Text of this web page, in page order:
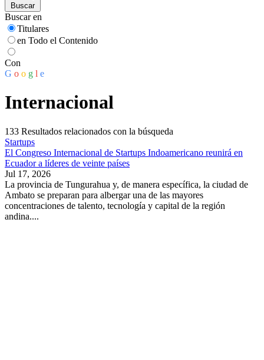
Buscar
Buscar en
Titulares
en Todo el Contenido
Con
G o o g l e
Internacional
133 Resultados relacionados con la búsqueda
Startups
El Congreso Internacional de Startups Indoamericano reunirá en
Ecuador a líderes de veinte países
Jul 17, 2026
La provincia de Tungurahua y, de manera específica, la ciudad de
Ambato se preparan para albergar una de las mayores
concentraciones de talento, tecnología y capital de la región
andina....